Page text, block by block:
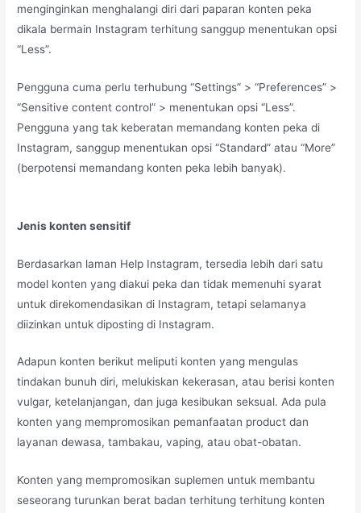
menginginkan menghalangi diri dari paparan konten peka
dikala bermain Instagram terhitung sanggup menentukan opsi
“Less”.
Pengguna cuma perlu terhubung “Settings” > “Preferences” >
“Sensitive content control” > menentukan opsi “Less”.
Pengguna yang tak keberatan memandang konten peka di
Instagram, sanggup menentukan opsi “Standard” atau “More”
(berpotensi memandang konten peka lebih banyak).
Jenis konten sensitif
Berdasarkan laman Help Instagram, tersedia lebih dari satu
model konten yang diakui peka dan tidak memenuhi syarat
untuk direkomendasikan di Instagram, tetapi selamanya
diizinkan untuk diposting di Instagram.
Adapun konten berikut meliputi konten yang mengulas
tindakan bunuh diri, melukiskan kekerasan, atau berisi konten
vulgar, ketelanjangan, dan juga kesibukan seksual. Ada pula
konten yang mempromosikan pemanfaatan product dan
layanan dewasa, tambakau, vaping, atau obat-obatan.
Konten yang mempromosikan suplemen untuk membantu
seseorang turunkan berat badan terhitung terhitung konten